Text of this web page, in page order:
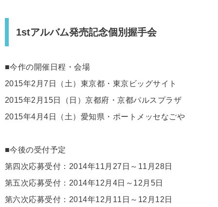
1stアルバム発売記念個別握手会
■今作の開催日程・会場
2015年2月7日（土）東京都・東京ビッグサイト
2015年2月15日（日）京都府・京都パルスプラザ
2015年4月4日（土）愛知県・ポートメッセなごや
■今後の受付予定
第四次応募受付：2014年11月27日～11月28日
第五次応募受付：2014年12月4日～12月5日
第六次応募受付：2014年12月11日～12月12日